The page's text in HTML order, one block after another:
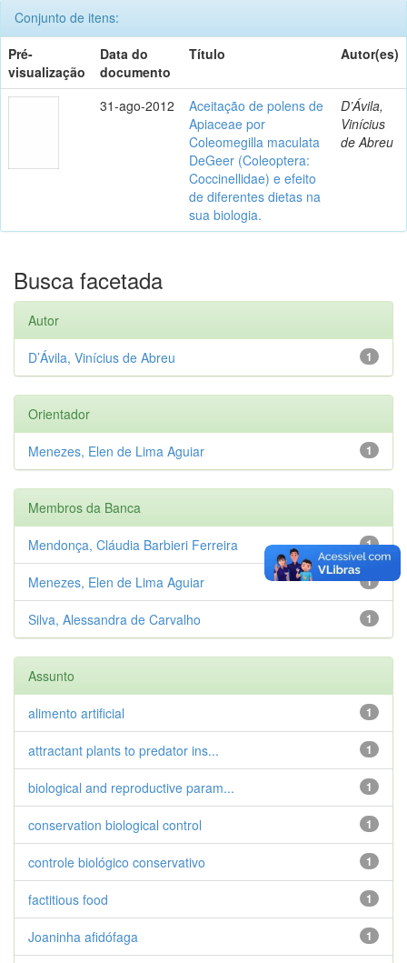
Conjunto de itens:
Pré-
visualização
Data do
documento
Título Autor(es)
31-ago-2012
Aceitação de polens de
Apiaceae por
Coleomegilla maculata
DeGeer (Coleoptera:
Coccinellidae) e efeito
de diferentes dietas na
sua biologia.
D’Ávila,
Vinícius
de Abreu
Busca facetada
Autor
1
D’Ávila, Vinícius de Abreu
Orientador
1
Menezes, Elen de Lima Aguiar
Membros da Banca
1
Mendonça, Cláudia Barbieri Ferreira
1
Menezes, Elen de Lima Aguiar
1
Silva, Alessandra de Carvalho
Assunto
1
alimento artificial
1
attractant plants to predator ins...
1
biological and reproductive param...
1
conservation biological control
1
controle biológico conservativo
1
factitious food
1
Joaninha afidófaga